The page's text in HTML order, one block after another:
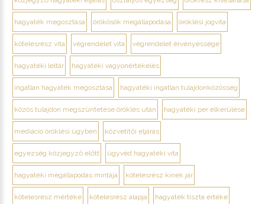
hagyaték megosztása örökösök megállapodása öröklési jogvita
kötelesrész vita végrendelet vita végrendelet érvényessége
hagyatéki leltár hagyatéki vagyonértékelés
ingatlan hagyaték megosztása hagyatéki ingatlan tulajdonközösség
közös tulajdon megszüntetése öröklés után hagyatéki per elkerülése
mediáció öröklési ügyben közvetítői eljárás
egyezség közjegyző előtt ügyvéd hagyatéki vita
hagyatéki megállapodás mintája kötelesrész kinek jár
kötelesrész mértéke kötelesrész alapja hagyaték tiszta értéke